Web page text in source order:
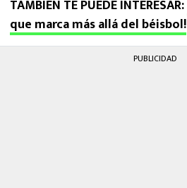
TAMBIÉN TE PUEDE INTERESAR:
que marca más allá del béisbol!
PUBLICIDAD